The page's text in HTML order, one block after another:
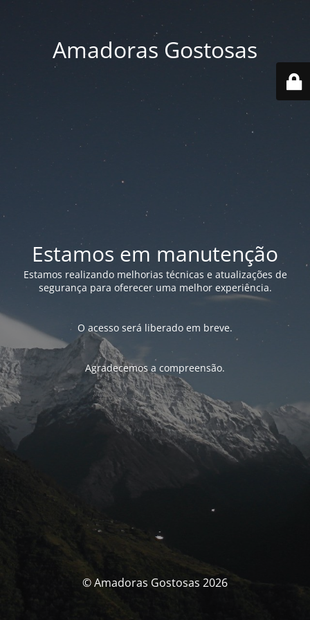
Amadoras Gostosas
Estamos em manutenção
Estamos realizando melhorias técnicas e atualizações de
segurança para oferecer uma melhor experiência.
O acesso será liberado em breve.
Agradecemos a compreensão.
© Amadoras Gostosas 2026